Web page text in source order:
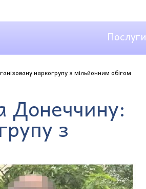
Послуги
наркогрупу з мільйонним обігом
Донеччину:
з